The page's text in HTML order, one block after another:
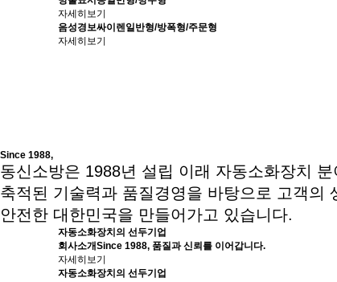
자세히보기
음성경보싸이렌일반형/방폭형/주문형
자세히보기
Since 1988,
동신소방은 1988년 설립 이래 자동소화장치
축적된 기술력과 품질경영을 바탕으로 고객의
안전한 대한민국을 만들어가고 있습니다.
자동소화장치의 선두기업
회사소개Since 1988, 품질과 신뢰를 이어갑니다.
자세히보기
자동소화장치의 선두기업